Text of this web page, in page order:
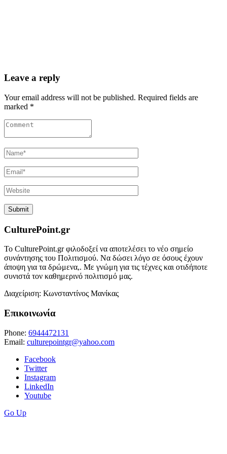
Leave a reply
Your email address will not be published. Required fields are
marked *
CulturePoint.gr
Το CulturePoint.gr φιλοδοξεί να αποτελέσει το νέο σημείο
συνάντησης του Πολιτισμού. Να δώσει λόγο σε όσους έχουν
άποψη για τα δρώμενα,. Με γνώμη για τις τέχνες και οτιδήποτε
συνιστά τον καθημερινό πολιτισμό μας.
Διαχείριση: Κωνσταντίνος Μανίκας
Επικοινωνία
Phone: 6944472131
Email: culturepointgr@yahoo.com
Facebook
Twitter
Instagram
LinkedIn
Youtube
Go Up